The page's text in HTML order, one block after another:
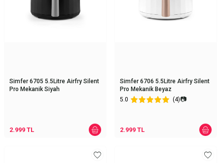
Simfer 6705 5.5Litre Airfry Silent
Pro Mekanik Siyah
2.999 TL
Simfer 6706 5.5Litre Airfry Silent
Pro Mekanik Beyaz
5.0
(4)📷
2.999 TL